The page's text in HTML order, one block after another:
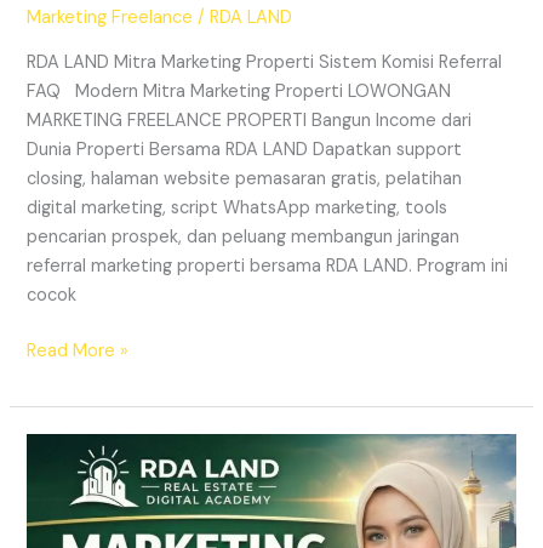
Marketing Freelance /RDA LAND
RDA LAND Mitra Marketing Properti Sistem Komisi Referral
FAQ Modern Mitra Marketing Properti LOWONGAN
MARKETING FREELANCE PROPERTI Bangun Income dari
Dunia Properti Bersama RDA LAND Dapatkan support
closing, halaman website pemasaran gratis, pelatihan
digital marketing, script WhatsApp marketing, tools
pencarian prospek, dan peluang membangun jaringan
referral marketing properti bersama RDA LAND. Program ini
cocok
Read More »
REKRUTMEN
MARKETING
FREELANCE
Properti